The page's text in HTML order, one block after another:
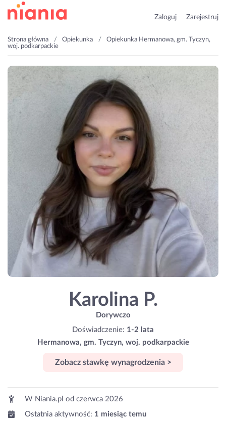
Zaloguj Zarejestruj
Strona główna Opiekunka
Opiekunka Hermanowa, gm. Tyczyn,
woj. podkarpackie
Karolina P.
Dorywczo
Doświadczenie: 1-2 lata
Hermanowa, gm. Tyczyn, woj. podkarpackie
Zobacz stawkę wynagrodzenia >
W Niania.pl od czerwca 2026
Ostatnia aktywność: 1 miesiąc temu